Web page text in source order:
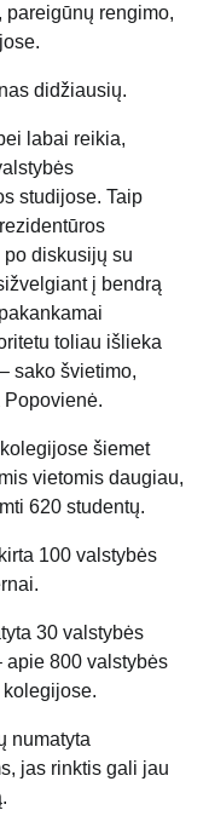
pareigūnų rengimo,
didžiausių.
labai reikia,
studijose. Taip
diskusijų su
į bendrą
toliau išlieka
sako švietimo,
Popovienė.
šiemet
vietomis daugiau,
620 studentų.
100 valstybės
30 valstybės
apie 800 valstybės
numatyta
jas rinktis gali jau